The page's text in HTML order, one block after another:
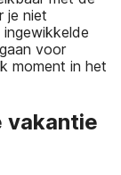
je niet
voor
moment in het
vakantie